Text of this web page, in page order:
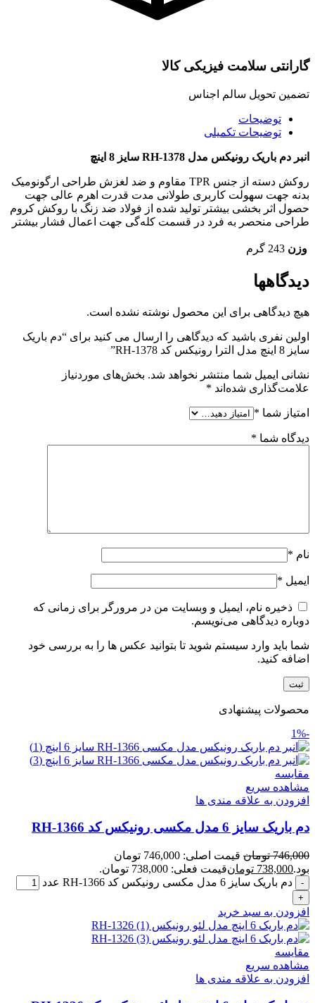
گارانتی سلامت فیزیکی کالا
تضمین تحویل سالم اجناس
توضیحات
توضیحات تکمیلی
انبر دم باریک رونیکس مدل RH-1378 سایز 8 اینچ
روکش دسته از جنس TPR مقاوم و ضد لغزش طراحی ارگونومیک
بدنه جهت سهولت کاربری طولانی مدت قدرت اهرم عالی جهت
حصول اثر بخشی بیشتر تولید شده از فولاد ضد زنگ با روکش کروم
طراحی منحصر به فرد در قسمت کله‌گی جهت اعمال فشار بیشتر
وزن 243 گرم
دیدگاهها
هیچ دیدگاهی برای این محصول نوشته نشده است.
اولین نفری باشید که دیدگاهی را ارسال می کنید برای “دم باریک
سایز 8 اینچ مدل الترا رونیکس کد RH-1378”
نشانی ایمیل شما منتشر نخواهد شد. بخش‌های موردنیاز
علامت‌گذاری شده‌اند *
امتیاز شما *
دیدگاه شما *
نام *
ایمیل *
ذخیره نام، ایمیل و وبسایت من در مرورگر برای زمانی که
دوباره دیدگاهی می‌نویسم.
شما باید وارد سیستم شوید تا بتوانید عکس ها را به بررسی خود
اضافه کنید.
محصولات پیشنهادی
-1%
مقایسه
مشاهده سریع
افزودن به علاقه مندی ها
دم باریک سایز 6 مدل مکسی رونیکس کد RH-1366
746,000 تومان
قیمت اصلی: 746,000 تومان
بود.738,000 تومانقیمت فعلی: 738,000 تومان.
دم باریک سایز 6 مدل مکسی رونیکس کد RH-1366 عدد
افزودن به سبد خرید
مقایسه
مشاهده سریع
افزودن به علاقه مندی ها